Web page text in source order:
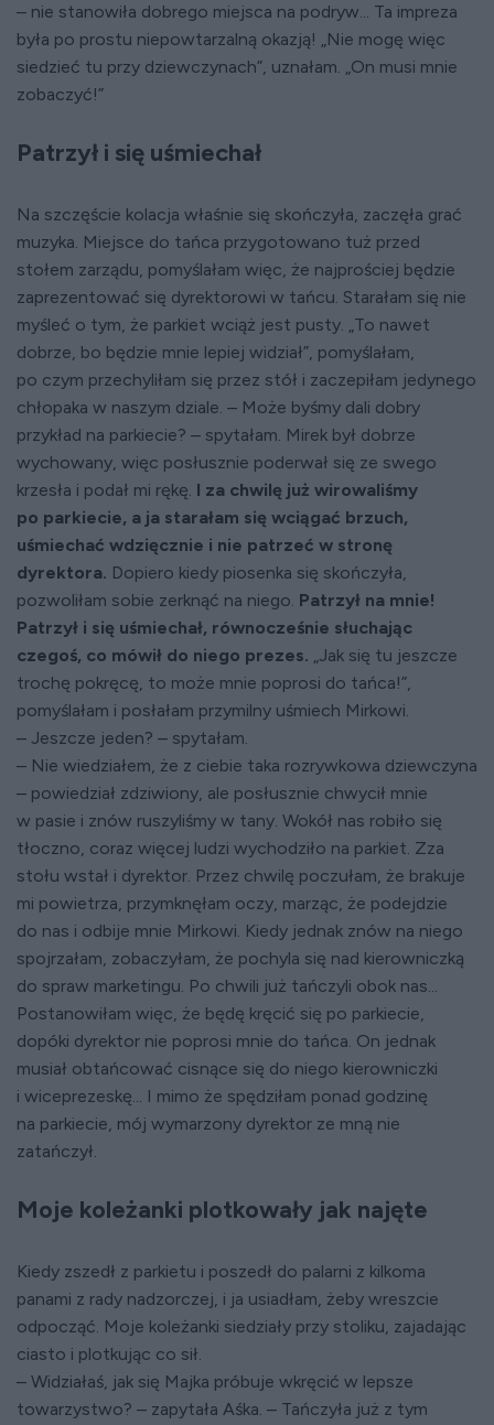
– nie stanowiła dobrego miejsca na podryw... Ta impreza
była po prostu niepowtarzalną okazją! „Nie mogę więc
siedzieć tu przy dziewczynach”, uznałam. „On musi mnie
zobaczyć!”
Patrzył i się uśmiechał
Na szczęście kolacja właśnie się skończyła, zaczęła grać
muzyka. Miejsce do tańca przygotowano tuż przed
stołem zarządu, pomyślałam więc, że najprościej będzie
zaprezentować się dyrektorowi w tańcu. Starałam się nie
myśleć o tym, że parkiet wciąż jest pusty. „To nawet
dobrze, bo będzie mnie lepiej widział”, pomyślałam,
po czym przechyliłam się przez stół i zaczepiłam jedynego
chłopaka w naszym dziale. – Może byśmy dali dobry
przykład na parkiecie? – spytałam. Mirek był dobrze
wychowany, więc posłusznie poderwał się ze swego
krzesła i podał mi rękę. I za chwilę już wirowaliśmy
po parkiecie, a ja starałam się wciągać brzuch,
uśmiechać wdzięcznie i nie patrzeć w stronę
dyrektora. Dopiero kiedy piosenka się skończyła,
pozwoliłam sobie zerknąć na niego. Patrzył na mnie!
Patrzył i się uśmiechał, równocześnie słuchając
czegoś, co mówił do niego prezes. „Jak się tu jeszcze
trochę pokręcę, to może mnie poprosi do tańca!”,
pomyślałam i posłałam przymilny uśmiech Mirkowi.
– Jeszcze jeden? – spytałam.
– Nie wiedziałem, że z ciebie taka rozrywkowa dziewczyna
– powiedział zdziwiony, ale posłusznie chwycił mnie
w pasie i znów ruszyliśmy w tany. Wokół nas robiło się
tłoczno, coraz więcej ludzi wychodziło na parkiet. Zza
stołu wstał i dyrektor. Przez chwilę poczułam, że brakuje
mi powietrza, przymknęłam oczy, marząc, że podejdzie
do nas i odbije mnie Mirkowi. Kiedy jednak znów na niego
spojrzałam, zobaczyłam, że pochyla się nad kierowniczką
do spraw marketingu. Po chwili już tańczyli obok nas...
Postanowiłam więc, że będę kręcić się po parkiecie,
dopóki dyrektor nie poprosi mnie do tańca. On jednak
musiał obtańcować cisnące się do niego kierowniczki
i wiceprezeskę... I mimo że spędziłam ponad godzinę
na parkiecie, mój wymarzony dyrektor ze mną nie
zatańczył.
Moje koleżanki plotkowały jak najęte
Kiedy zszedł z parkietu i poszedł do palarni z kilkoma
panami z rady nadzorczej, i ja usiadłam, żeby wreszcie
odpocząć. Moje koleżanki siedziały przy stoliku, zajadając
ciasto i plotkując co sił.
– Widziałaś, jak się Majka próbuje wkręcić w lepsze
towarzystwo? – zapytała Aśka. – Tańczyła już z tym